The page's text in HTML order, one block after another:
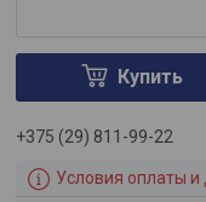
Купить
+375 (29) 811-99-22
Условия оплаты и